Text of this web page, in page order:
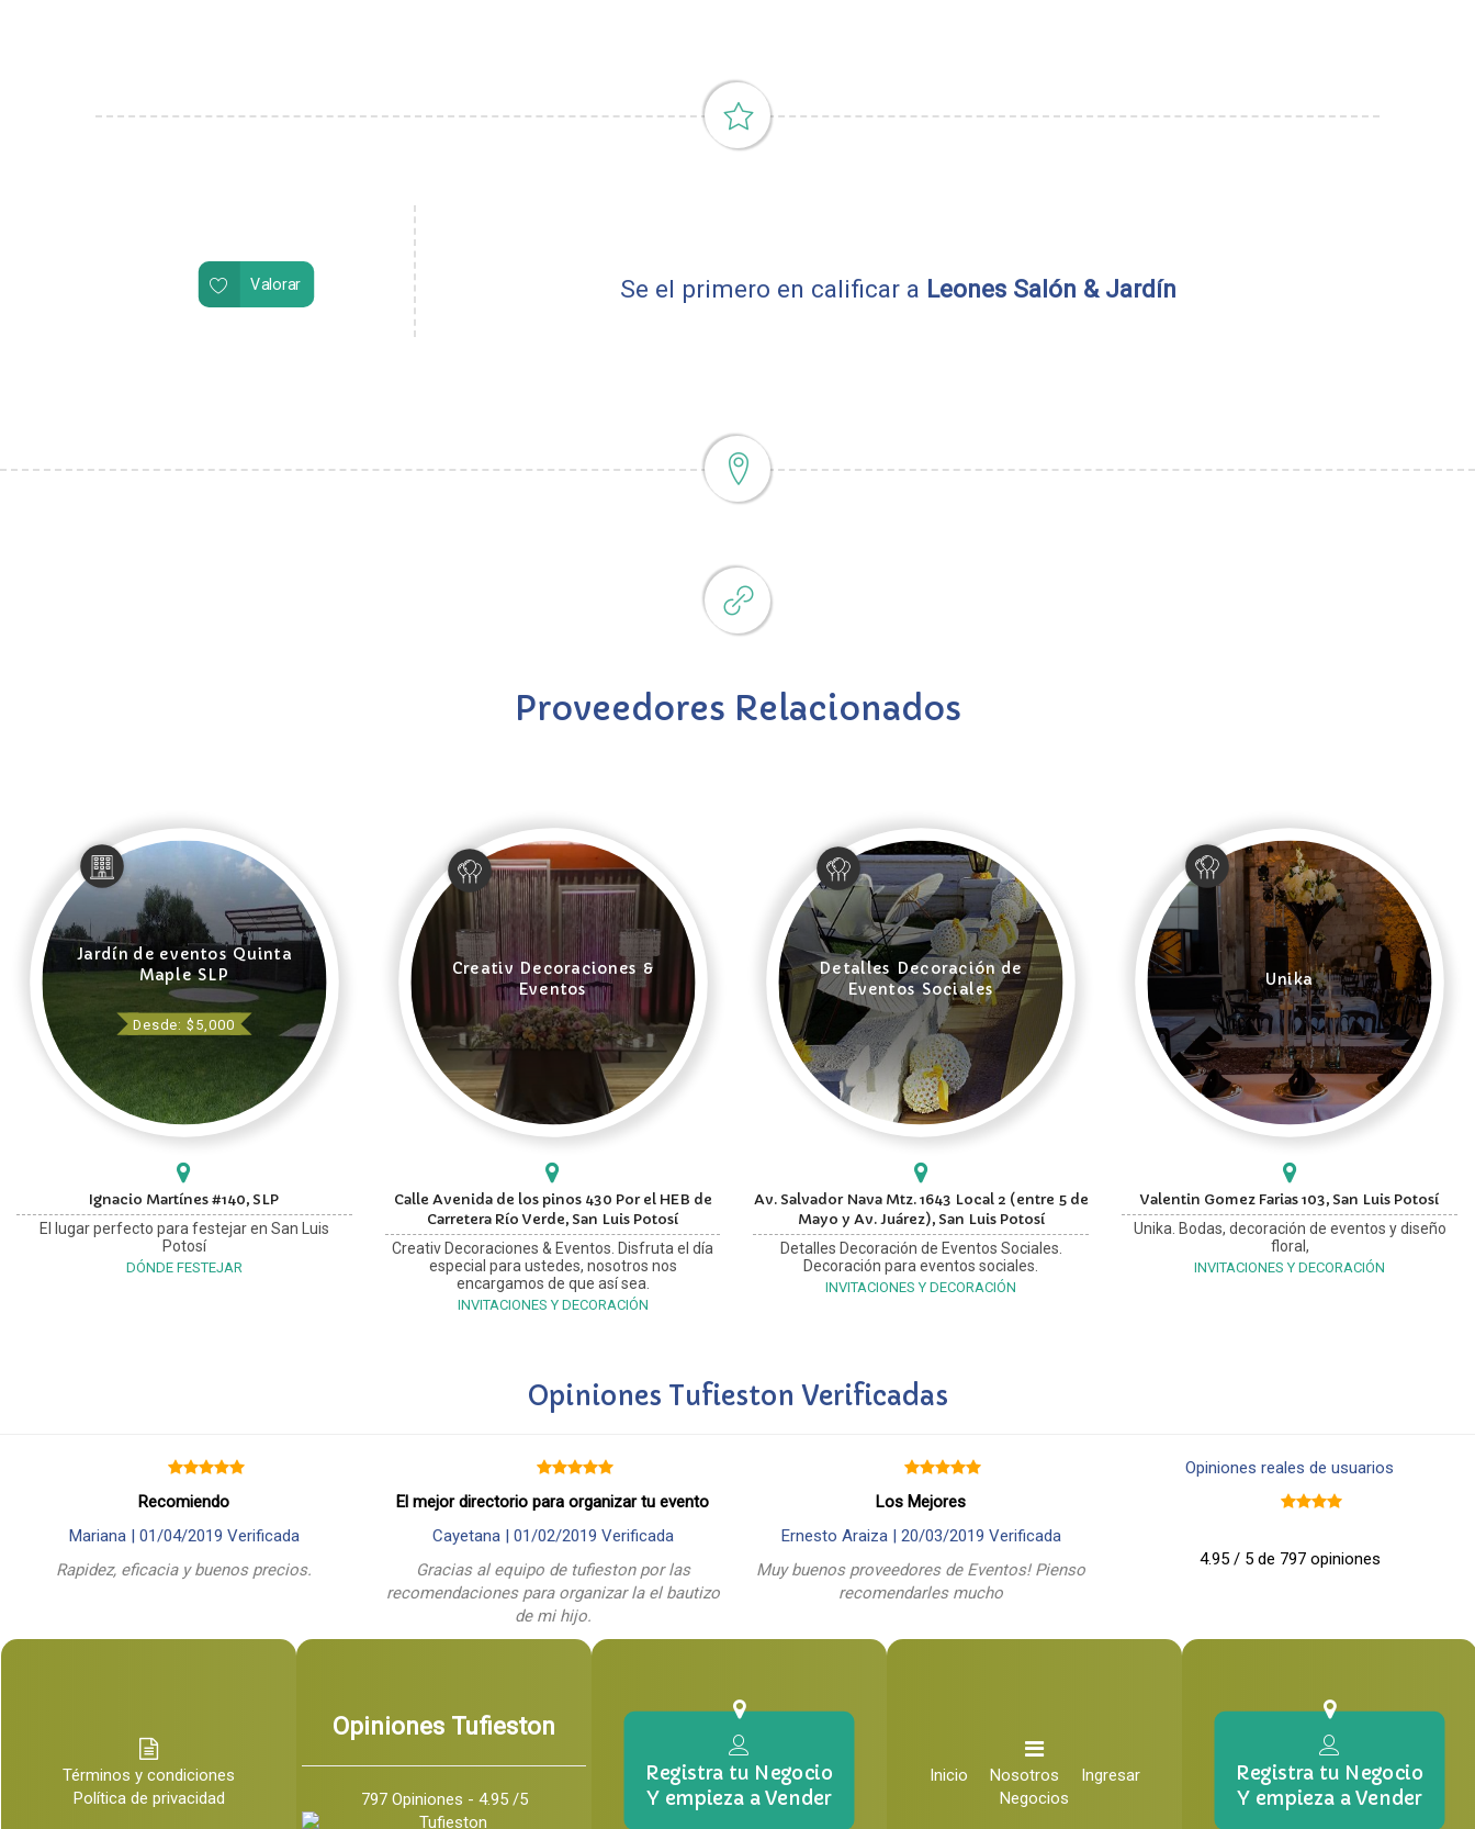
Valorar Se el primero en calificar a Leones Salón & Jardín
Proveedores Relacionados
Jardín de eventos Quinta
Maple SLP
Desde: $5,000
Ignacio Martínes #140, SLP
El lugar perfecto para festejar en San Luis
Potosí
DÓNDE FESTEJAR
Creativ Decoraciones &
Eventos
Calle Avenida de los pinos 430 Por el HEB de
Carretera Río Verde, San Luis Potosí
Creativ Decoraciones & Eventos. Disfruta el día
especial para ustedes, nosotros nos
encargamos de que así sea.
INVITACIONES Y DECORACIÓN
Detalles Decoración de
Eventos Sociales
Av. Salvador Nava Mtz. 1643 Local 2 (entre 5 de
Mayo y Av. Juárez), San Luis Potosí
Detalles Decoración de Eventos Sociales.
Decoración para eventos sociales.
INVITACIONES Y DECORACIÓN
Unika
Valentin Gomez Farias 103, San Luis Potosí
Unika. Bodas, decoración de eventos y diseño
floral,
INVITACIONES Y DECORACIÓN
Opiniones Tufieston Verificadas
Recomiendo
Mariana | 01/04/2019 Verificada
Rapidez, eficacia y buenos precios.
El mejor directorio para organizar tu evento
Cayetana | 01/02/2019 Verificada
Gracias al equipo de tufieston por las
recomendaciones para organizar la el bautizo
de mi hijo.
Los Mejores
Ernesto Araiza | 20/03/2019 Verificada
Muy buenos proveedores de Eventos! Pienso
recomendarles mucho
Opiniones reales de usuarios
4.95 / 5 de 797 opiniones
Términos y condiciones
Política de privacidad
Opiniones Tufieston
797 Opiniones - 4.95 /5
Registra tu Negocio
Y empieza a Vender
Inicio Nosotros
Ingresar
Negocios
Registra tu Negocio
Y empieza a Vender